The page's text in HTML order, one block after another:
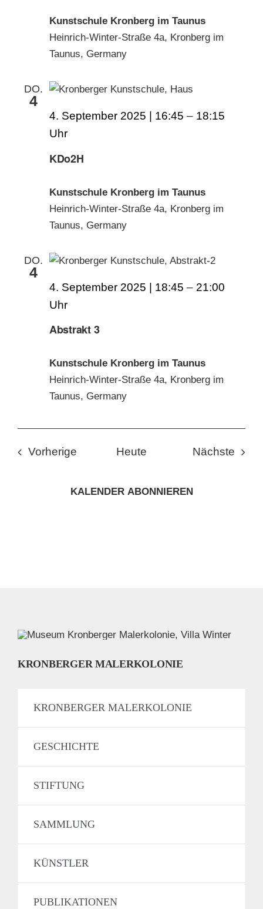
Kunstschule Kronberg im Taunus
Heinrich-Winter-Straße 4a, Kronberg im
Taunus, Germany
DO.
4
KDo2H
4. September 2025 | 16:45 – 18:15
Kunstschule Kronberg im Taunus
Heinrich-Winter-Straße 4a, Kronberg im
Taunus, Germany
DO.
4
Abstrakt 3
4. September 2025 | 18:45 – 21:00
Kunstschule Kronberg im Taunus
Heinrich-Winter-Straße 4a, Kronberg im
Taunus, Germany
Vorherige Veranstaltungen
Heute Nächste
KALENDER ABONNIEREN
KRONBERGER MALERKOLONIE
KRONBERGER MALERKOLONIE
GESCHICHTE
STIFTUNG
SAMMLUNG
KÜNSTLER
PUBLIKATIONEN